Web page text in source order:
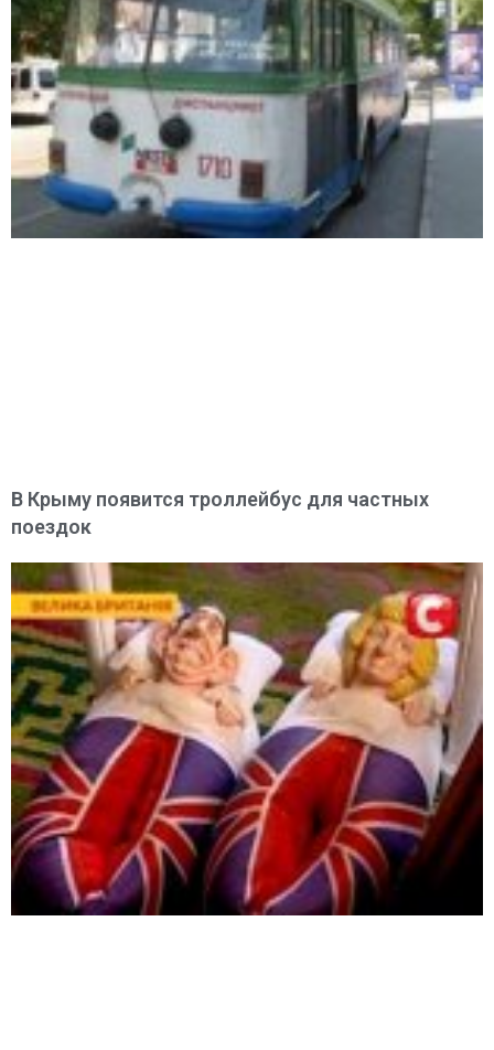
В Крыму появится троллейбус для частных
поездок